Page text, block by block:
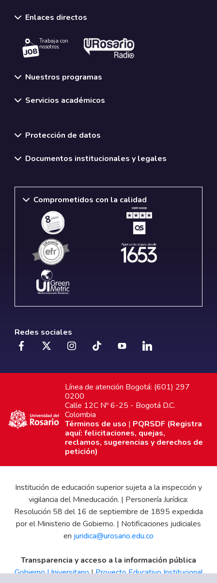
Enlaces directos
Trabaja con
nosotros.
Nuestros programas
Servicios académicos
Protección de datos
Documentos institucionales y legales
Comprometidos con la calidad
Redes sociales
Línea de atención Bogotá: (601) 297
0200
Calle 12C Nº 6-25 - Bogotá D.C.
Colombia
Términos de uso | PQRSDF (Registra
aquí: felicitaciones, quejas,
reclamos, sugerencias y derechos de
petición)
Institución de educación superior sujeta a la inspección y
vigilancia del Mineducación. | Personería Jurídica:
Resolución 58 del 16 de septiembre de 1895 expedida
por el Ministerio de Gobierno. | Notificaciones judiciales
en juridica@urosario.edu.co
Transparencia y acceso a la información pública
Gobierno Universitario|Proyecto Educativo Institucional